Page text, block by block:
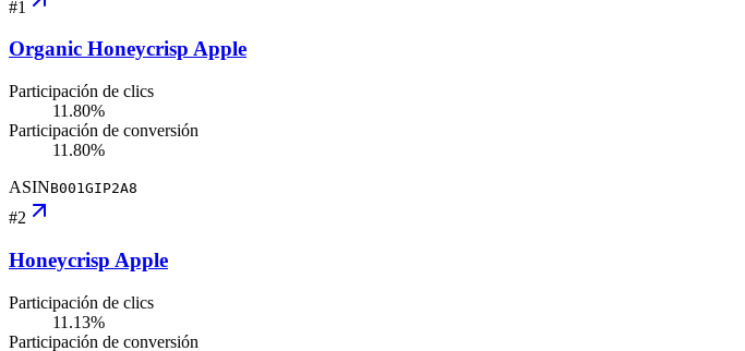
#1
Organic Honeycrisp Apple
Participación de clics
11.80%
Participación de conversión
11.80%
ASINB001GIP2A8
#2
Honeycrisp Apple
Participación de clics
11.13%
Participación de conversión